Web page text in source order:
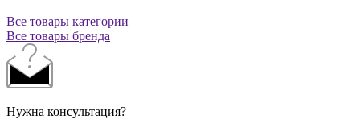
Все товары категории
Все товары бренда
Нужна консультация?